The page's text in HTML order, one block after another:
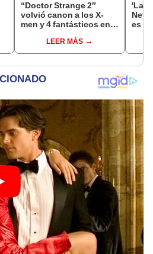
“Doctor Strange 2″
volvió canon a los X-
men y 4 fantásticos en
LEER MÁS
'La
es